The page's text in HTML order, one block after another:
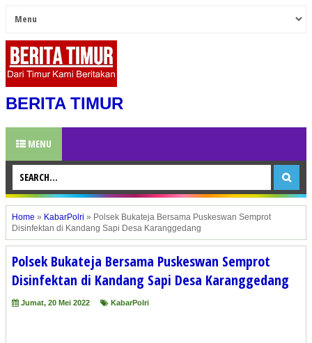
BERITA TIMUR
MENU
Home » KabarPolri » Polsek Bukateja Bersama Puskeswan Semprot
Disinfektan di Kandang Sapi Desa Karanggedang
Polsek Bukateja Bersama Puskeswan Semprot
Disinfektan di Kandang Sapi Desa Karanggedang
Jumat, 20 Mei 2022 KabarPolri